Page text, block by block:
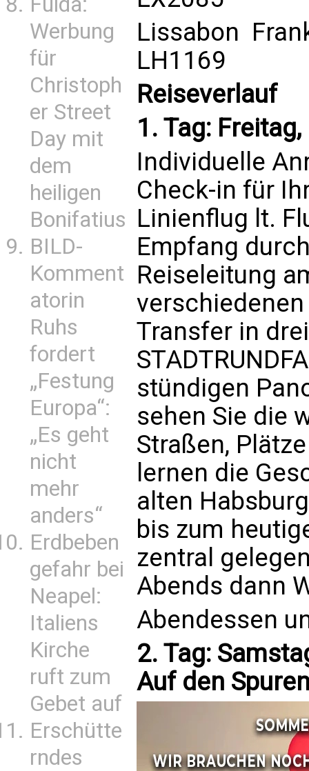
Werbung
für
Christoph
er Street
Day mit
dem
heiligen
Bonifatius
BILD-
Komment
atorin
Ruhs
fordert
„Festung
Europa“:
„Es geht
nicht
mehr
anders“
Erdbeben
gefahr bei
Neapel:
Italiens
Kirche
ruft zum
Gebet auf
Erschütte
rndes
Lissabon 
LH1169
Reiseverlauf
1. Tag:
Individuelle
Check-in für
Linienflug lt.
Empfang
Reiseleitung
Transfer in
stündigen
sehen Sie die
Straßen,
lernen die
alten
bis zum
zentral
Abends dann
Abendessen
2. Tag:
Auf den